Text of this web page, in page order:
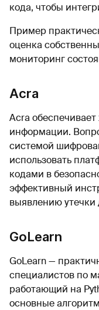
кода, чтобы
Пример
оценка
мониторинг
Acra
Acra
информации.
системой
использовать
кодами в
эффективный
выявлению
GoLearn
GoLearn —
специалистов по
работающий на
основные